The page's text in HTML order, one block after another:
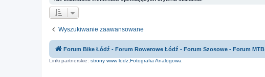
Wyszukiwanie zaawansowane
Forum Bike Łódź - Forum Rowerowe Łódź - Forum Szosowe - Forum MTB
Linki partnerskie: strony www lodz Fotografia Analogowa